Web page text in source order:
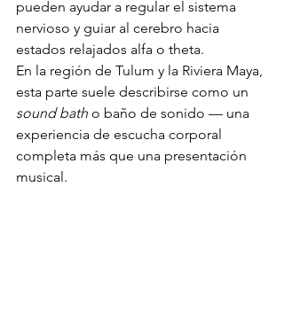
pueden ayudar a regular el sistema
nervioso y guiar al cerebro hacia
estados relajados alfa o theta.
En la región de Tulum y la Riviera Maya,
esta parte suele describirse como un
sound bath o baño de sonido — una
experiencia de escucha corporal
completa más que una presentación
musical.